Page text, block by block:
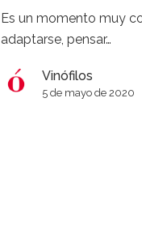
Es un momento muy
adaptarse, pensar…
Vinófilos
5 de mayo de 2020